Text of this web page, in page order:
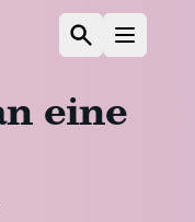
SuchenMenü
eine